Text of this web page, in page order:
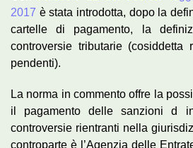
2017 è stata introdotta, dopo la
cartelle di pagamento, la
controversie tributarie (cosiddetta
pendenti).
La norma in commento offre la
il pagamento delle sanzioni d
controversie rientranti nella
controparte è l’Agenzia delle